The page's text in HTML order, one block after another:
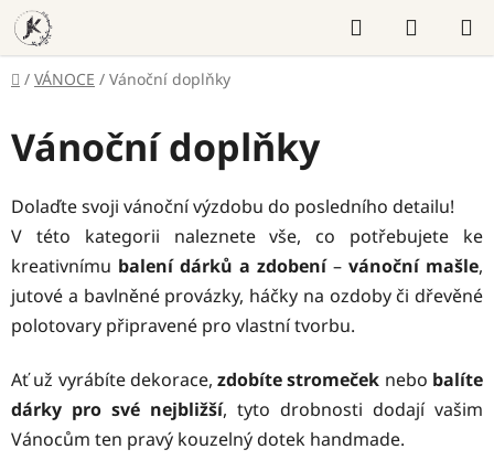
Přejít
na
obsah
Hledat
KOŠÍK
Domů
/ VÁNOCE / Vánoční doplňky
Vánoční doplňky
Dolaďte svoji vánoční výzdobu do posledního detailu!
V této kategorii naleznete vše, co potřebujete ke
kreativnímu balení dárků a zdobení– vánoční mašle,
jutové a bavlněné provázky, háčky na ozdoby či dřevěné
polotovary připravené pro vlastní tvorbu.
Ať už vyrábíte dekorace,zdobíte stromeček nebo balíte
dárky pro své nejbližší, tyto drobnosti dodají vašim
Vánocům ten pravý kouzelný dotek handmade.